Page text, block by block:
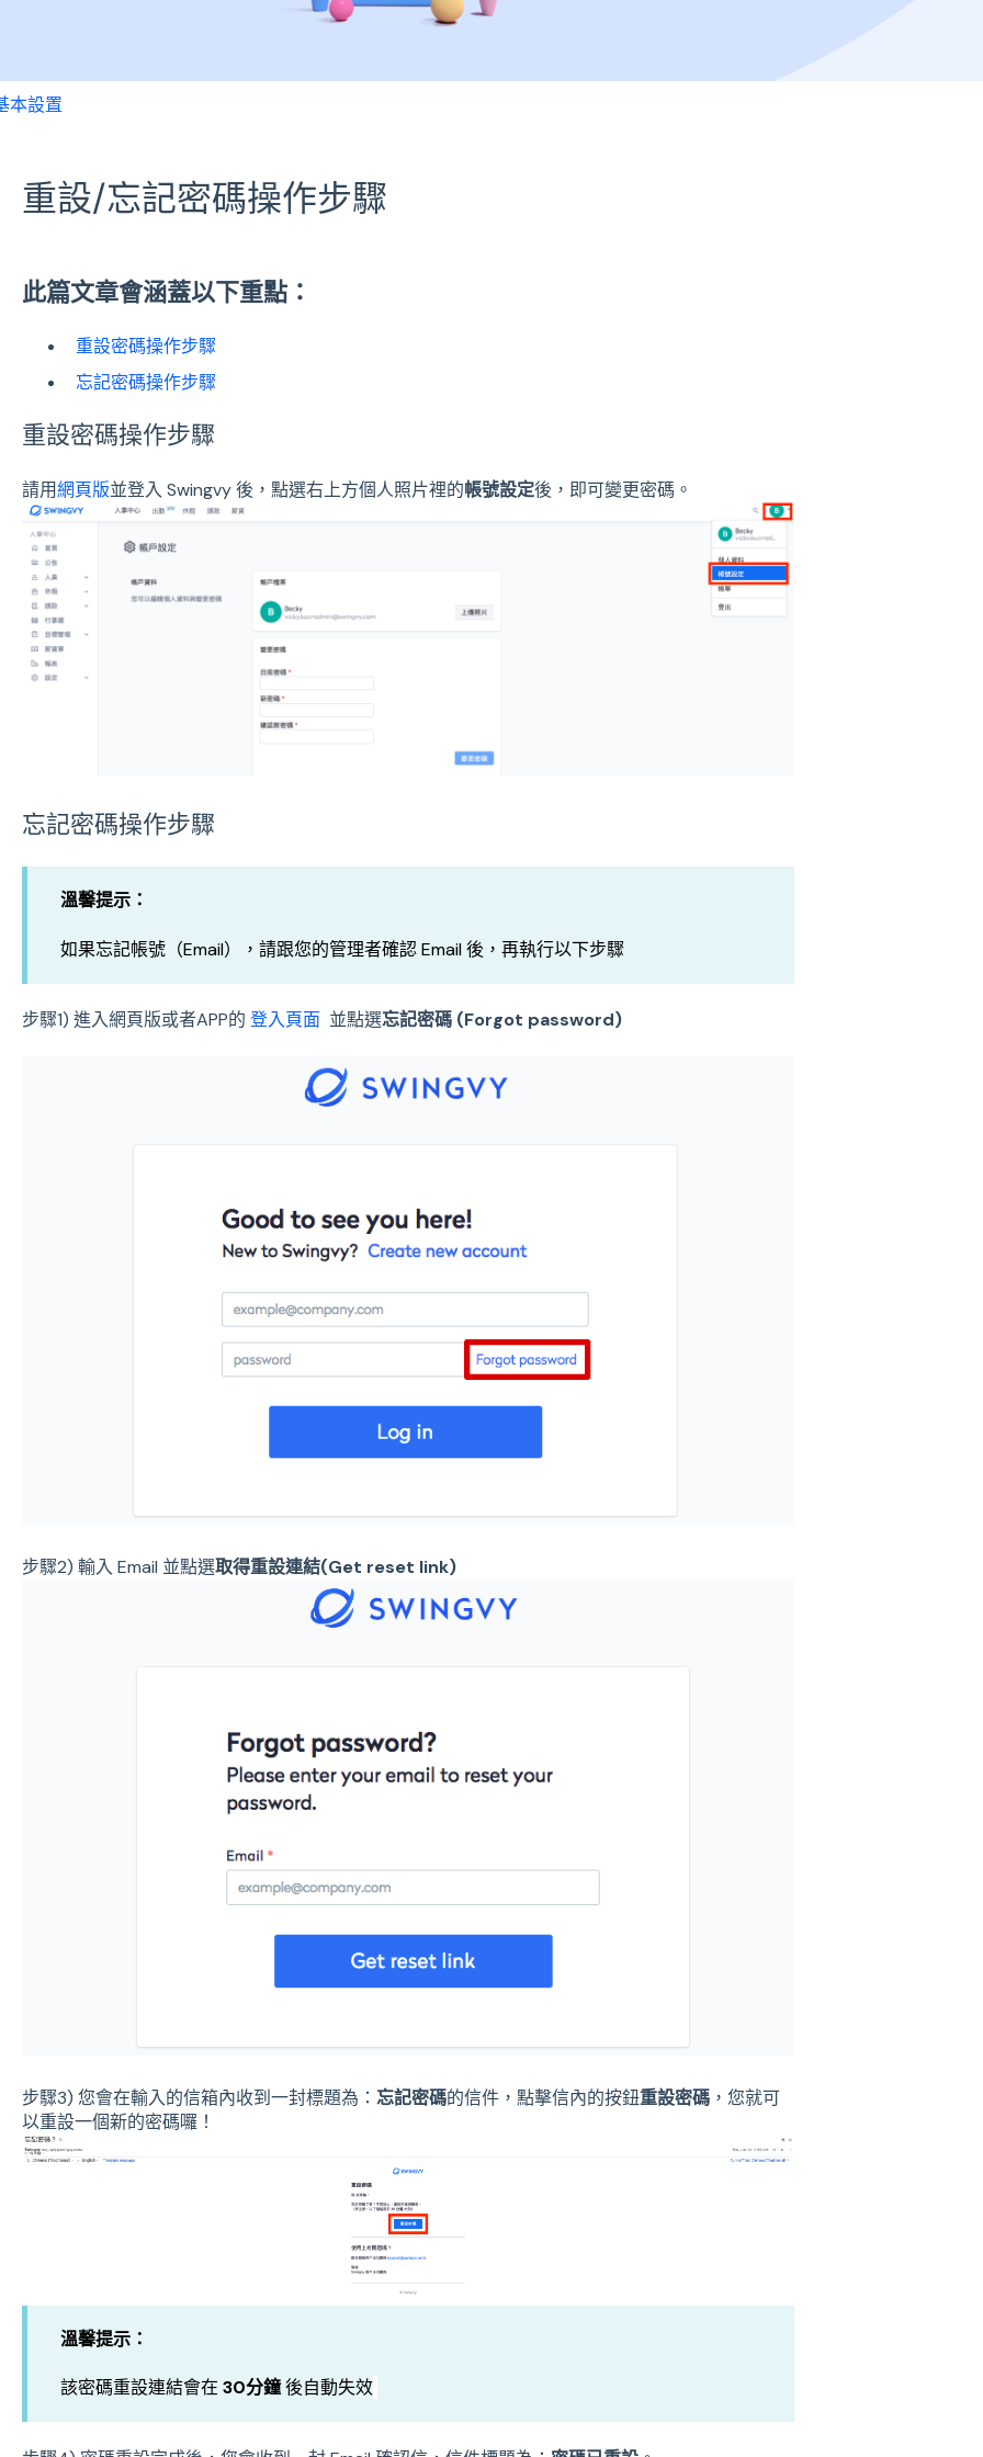
本設置
重設/忘記密碼操作步驟
此篇文章會涵蓋以下重點：
重設密碼操作步驟
忘記密碼操作步驟
重設密碼操作步驟
請用網頁版並登入 Swingvy 後，點選右上方個人照片裡的帳號設定後，即可變更密碼。
忘記密碼操作步驟
溫馨提示：
如果忘記帳號（Email），請跟您的管理者確認 Email 後，再執行以下步驟
步驟1) 進入網頁版或者APP的 登入頁面並點選忘記密碼 (Forgot password)
步驟2) 輸入 Email 並點選取得重設連結(Get reset link)
步驟3) 您會在輸入的信箱內收到一封標題為： 忘記密碼的信件，點擊信內的按鈕重設密碼，您就可
以重設一個新的密碼囉！
溫馨提示：
該密碼重設連結會在 30分鐘後自動失效